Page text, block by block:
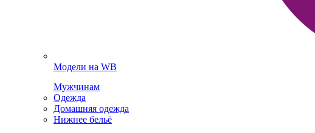
Модели на WB
Мужчинам
Одежда
Домашняя одежда
Нижнее бельё